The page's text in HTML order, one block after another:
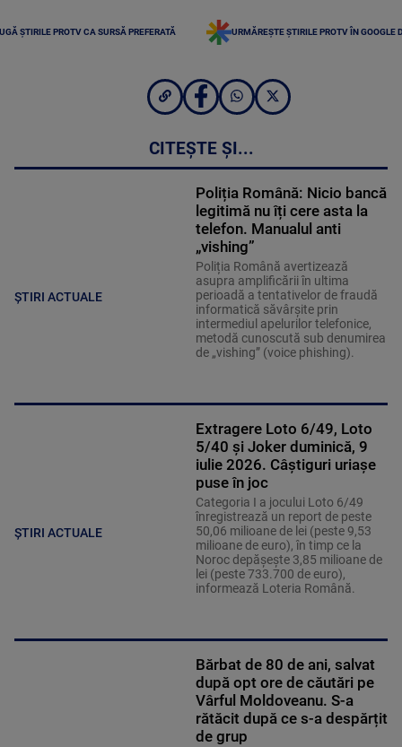
ȘTIRILE PROTV CA SURSĂ PREFERATĂ URMĂREȘTE ȘTIRILE PROTV ÎN GOOGLE
CITEȘTE ȘI...
ȘTIRI ACTUALE
Poliția Română: Nicio bancă
legitimă nu îți cere asta la
telefon. Manualul anti
„vishing”
Poliția Română avertizează
asupra amplificării în ultima
perioadă a tentativelor de fraudă
informatică săvârșite prin
intermediul apelurilor telefonice,
metodă cunoscută sub denumirea
de „vishing” (voice phishing).
ȘTIRI ACTUALE
Extragere Loto 6/49, Loto
5/40 și Joker duminică, 9
iulie 2026. Câștiguri uriașe
puse în joc
Categoria I a jocului Loto 6/49
înregistrează un report de peste
50,06 milioane de lei (peste 9,53
milioane de euro), în timp ce la
Noroc depăşeşte 3,85 milioane de
lei (peste 733.700 de euro),
informează Loteria Română.
Bărbat de 80 de ani, salvat
după opt ore de căutări pe
Vârful Moldoveanu. S-a
rătăcit după ce s-a despărțit
de grup